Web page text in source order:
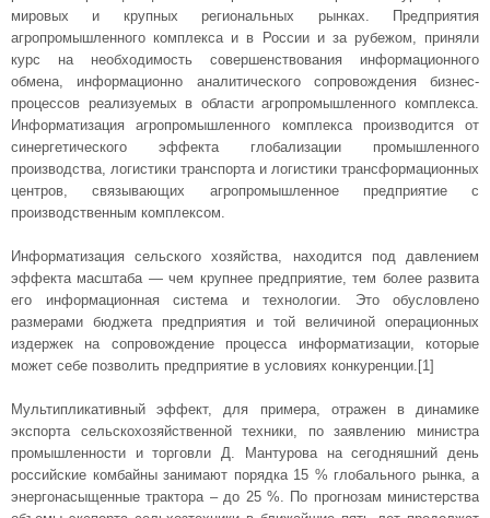
мировых и крупных региональных рынках. Предприятия
агропромышленного комплекса и в России и за рубежом, приняли
курс на необходимость совершенствования информационного
обмена, информационно аналитического сопровождения бизнес-
процессов реализуемых в области агропромышленного комплекса.
Информатизация агропромышленного комплекса производится от
синергетического эффекта глобализации промышленного
производства, логистики транспорта и логистики трансформационных
центров, связывающих агропромышленное предприятие с
производственным комплексом.
Информатизация сельского хозяйства, находится под давлением
эффекта масштаба — чем крупнее предприятие, тем более развита
его информационная система и технологии. Это обусловлено
размерами бюджета предприятия и той величиной операционных
издержек на сопровождение процесса информатизации, которые
может себе позволить предприятие в условиях конкуренции.[1]
Мультипликативный эффект, для примера, отражен в динамике
экспорта сельскохозяйственной техники, по заявлению министра
промышленности и торговли Д. Мантурова на сегодняшний день
российские комбайны занимают порядка 15 % глобального рынка, а
энергонасыщенные трактора – до 25 %. По прогнозам министерства